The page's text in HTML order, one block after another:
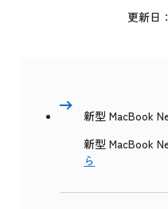
更新日
新型 MacBook
新型 MacBook
ら